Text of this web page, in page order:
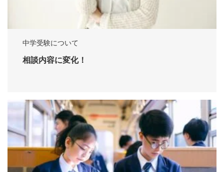
中学受験について
相談内容に変化！